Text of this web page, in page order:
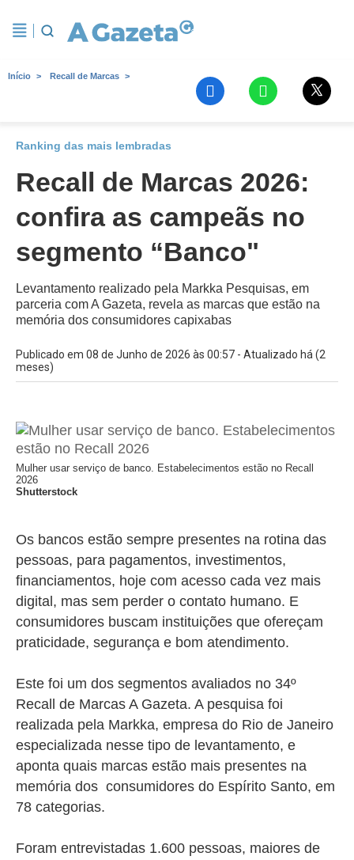
Início Recall de Marcas
Ranking das mais lembradas
Recall de Marcas 2026:
confira as campeãs no
segmento “Banco"
Levantamento realizado pela Markka Pesquisas, em
parceria com A Gazeta, revela as marcas que estão na
memória dos consumidores capixabas
Publicado em 08 de Junho de 2026 às 00:57 - Atualizado há (2
meses)
Mulher usar serviço de banco. Estabelecimentos estão no Recall
2026
Shutterstock
Os bancos estão sempre presentes na rotina das
pessoas, para pagamentos, investimentos,
financiamentos, hoje com acesso cada vez mais
digital, mas sem perder o contato humano. E
consumidores buscam instituições que ofereçam
praticidade, segurança e bom atendimento.
Este foi um dos segmentos avaliados no 34º
Recall de Marcas A Gazeta. A pesquisa foi
realizada pela Markka, empresa do Rio de Janeiro
especializada nesse tipo de levantamento, e
aponta quais marcas estão mais presentes na
memória dos consumidores do Espírito Santo, em
78 categorias.
Foram entrevistadas 1.600 pessoas, maiores de